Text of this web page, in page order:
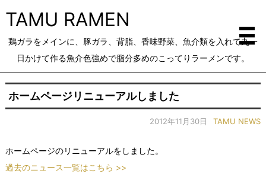
TAMU RAMEN
鶏ガラをメインに、豚ガラ、背脂、香味野菜、魚介類を入れて丸一
日かけて作る魚介色強めで脂分多めのこってりラーメンです。
ホームページリニューアルしました
2012年11月30日 TAMU NEWS
ホームページのリニューアルをしました。
過去のニュース一覧はこちら >>